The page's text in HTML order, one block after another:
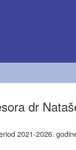
dr
2021-2026.